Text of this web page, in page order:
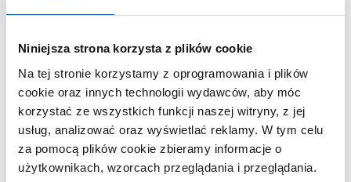
Niniejsza strona korzysta z plików cookie
Na tej stronie korzystamy z oprogramowania i plików
cookie oraz innych technologii wydawców, aby móc
korzystać ze wszystkich funkcji naszej witryny, z jej
usług, analizować oraz wyświetlać reklamy. W tym celu
za pomocą plików cookie zbieramy informacje o
użytkownikach, wzorcach przeglądania i przeglądania.
Montaż
stojąca
Wyposażenie
bez korka
Rodzaj wylewki
stała
Kolor
chrom
Termostat
bez termostatu